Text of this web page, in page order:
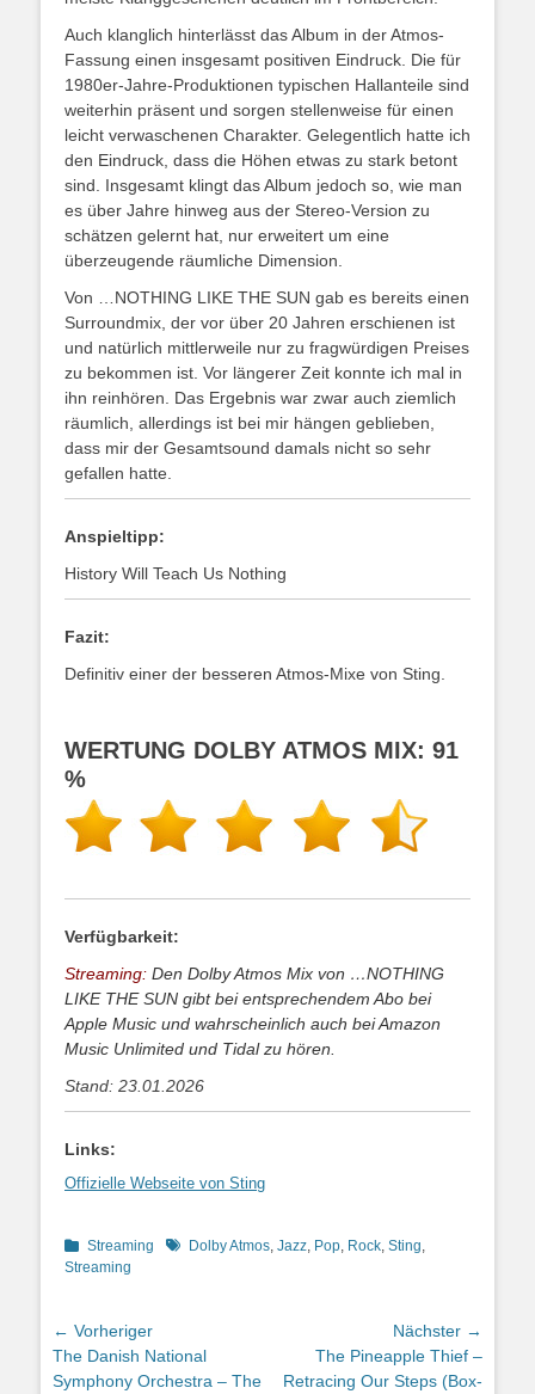
Auch klanglich hinterlässt das Album in der Atmos-
Fassung einen insgesamt positiven Eindruck. Die für
1980er-Jahre-Produktionen typischen Hallanteile sind
weiterhin präsent und sorgen stellenweise für einen
leicht verwaschenen Charakter. Gelegentlich hatte ich
den Eindruck, dass die Höhen etwas zu stark betont
sind. Insgesamt klingt das Album jedoch so, wie man
es über Jahre hinweg aus der Stereo-Version zu
schätzen gelernt hat, nur erweitert um eine
überzeugende räumliche Dimension.
Von …NOTHING LIKE THE SUN gab es bereits einen
Surroundmix, der vor über 20 Jahren erschienen ist
und natürlich mittlerweile nur zu fragwürdigen Preises
zu bekommen ist. Vor längerer Zeit konnte ich mal in
ihn reinhören. Das Ergebnis war zwar auch ziemlich
räumlich, allerdings ist bei mir hängen geblieben,
dass mir der Gesamtsound damals nicht so sehr
gefallen hatte.
Anspieltipp:
History Will Teach Us Nothing
Fazit:
Definitiv einer der besseren Atmos-Mixe von Sting.
WERTUNG DOLBY ATMOS MIX: 91
%
Verfügbarkeit:
Streaming: Den Dolby Atmos Mix von …NOTHING
LIKE THE SUN gibt bei entsprechendem Abo bei
Apple Music und wahrscheinlich auch bei Amazon
Music Unlimited und Tidal zu hören.
Stand: 23.01.2026
Links:
Offizielle Webseite von Sting
Kategorien
Streaming Schlagworte
Dolby Atmos Jazz Pop Rock Sting
Streaming
Beitragsnavigation
← Vorheriger
Vorheriger
Beitrag:
The Danish National
Symphony Orchestra – The
Nächster →
Nächster
Beitrag:
The Pineapple Thief –
Retracing Our Steps (Box-